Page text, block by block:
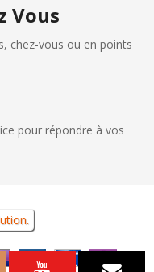
Vous
chez-vous ou en points
pour répondre à vos
.